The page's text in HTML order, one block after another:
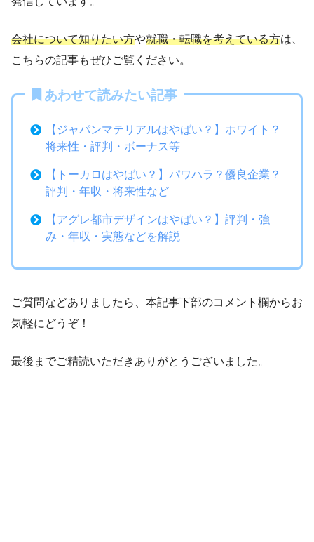
会社について知りたい方や就職・転職を考えている方は、
こちらの記事もぜひご覧ください。
あわせて読みたい記事
【ジャパンマテリアルはやばい？】ホワイト？
将来性・評判・ボーナス等
【トーカロはやばい？】パワハラ？優良企業？
評判・年収・将来性など
【アグレ都市デザインはやばい？】評判・強
み・年収・実態などを解説
ご質問などありましたら、本記事下部のコメント欄からお
気軽にどうぞ！
最後までご精読いただきありがとうございました。